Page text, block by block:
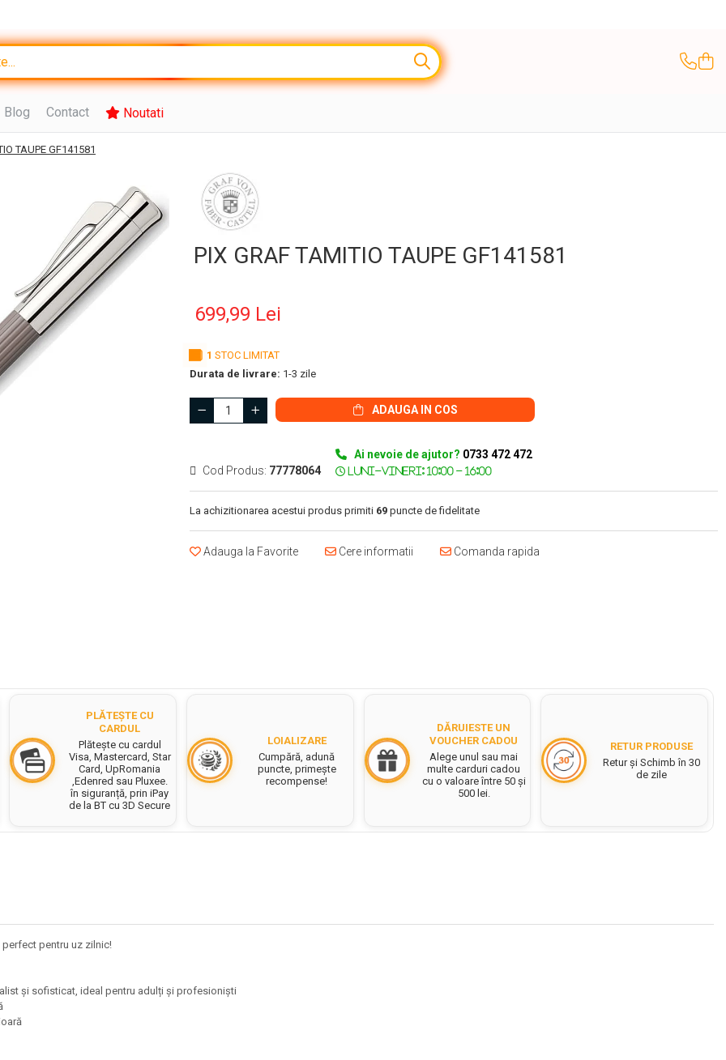
Blog Contact Noutati
TAUPE GF141581
PIX GRAF TAMITIO TAUPE GF141581
699,99 Lei
1 STOC LIMITAT
Durata de livrare: 1-3 zile
ADAUGA IN COS
Cod Produs: 77778064
Ai nevoie de ajutor? 0733 472 472
La achizitionarea acestui produs primiti 69 puncte de fidelitate
Adauga la Favorite Cere informatii Comanda rapida
PLĂTEȘTE CU
CARDUL
Plătește cu cardul
Visa, Mastercard, Star
Card, UpRomania
,Edenred sau Pluxee.
în siguranță, prin iPay
de la BT cu 3D Secure
LOIALIZARE
Cumpără, adună
puncte, primește
recompense!
DĂRUIESTE UN
VOUCHER CADOU
Alege unul sau mai
multe carduri cadou
cu o valoare între 50 și
500 lei.
RETUR PRODUSE
Retur și Schimb în 30
de zile
perfect pentru uz zilnic!
și sofisticat, ideal pentru adulți și profesioniști